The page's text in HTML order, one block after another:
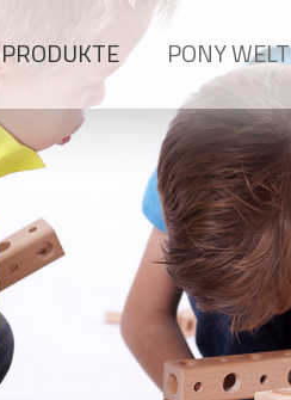
PRODUKTE PONY WELT